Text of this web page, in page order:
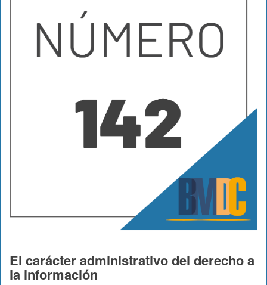
El carácter administrativo del derecho a
la información